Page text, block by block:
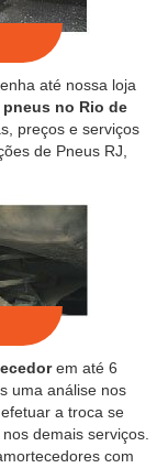
até nossa loja
pneus no Rio de
preços e serviços
de Pneus RJ,
em até 6
uma análise nos
a troca se
demais serviços.
com